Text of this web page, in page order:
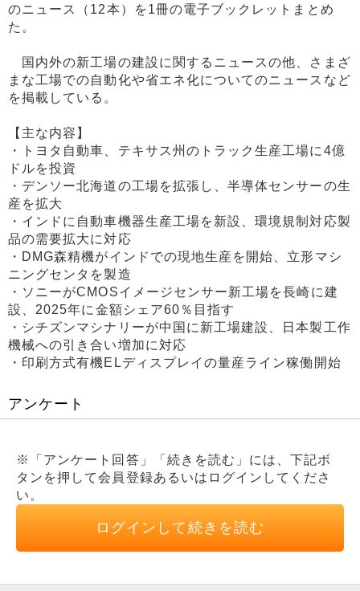
のニュース（12本）を1冊の電子ブックレットまとめ
た。
国内外の新工場の建設に関するニュースの他、さまざ
まな工場での自動化や省エネ化についてのニュースなど
を掲載している。
【主な内容】
・トヨタ自動車、テキサス州のトラック生産工場に4億
ドルを投資
・デンソー北海道の工場を拡張し、半導体センサーの生
産を拡大
・インドに自動車機器生産工場を新設、環境規制対応製
品の需要拡大に対応
・DMG森精機がインドでの現地生産を開始、立形マシ
ニングセンタを製造
・ソニーがCMOSイメージセンサー新工場を長崎に建
設、2025年に金額シェア60％目指す
・シチズンマシナリーが中国に新工場建設、日本製工作
機械への引き合い増加に対応
・印刷方式有機ELディスプレイの量産ライン稼働開始
アンケート
※「アンケート回答」「続きを読む」には、下記ボ
タンを押して会員登録あるいはログインしてくださ
い。
ログインして続きを読む